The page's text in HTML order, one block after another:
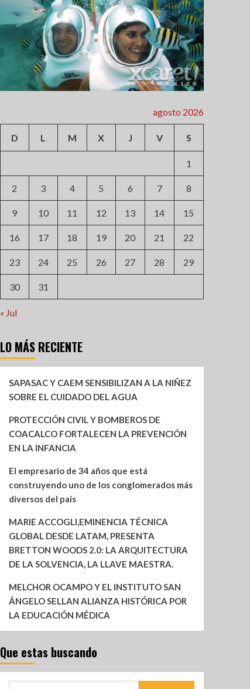
agosto 2026
D L M X J V S
1
2 3 4 5 6 7 8
9 10 11 12 13 14 15
16 17 18 19 20 21 22
23 24 25 26 27 28 29
30 31
« Jul
LO MÁS RECIENTE
SAPASAC Y CAEM SENSIBILIZAN A LA NIÑEZ
SOBRE EL CUIDADO DEL AGUA
PROTECCIÓN CIVIL Y BOMBEROS DE
COACALCO FORTALECEN LA PREVENCIÓN
EN LA INFANCIA
El empresario de 34 años que está
construyendo uno de los conglomerados más
diversos del país
MARIE ACCOGLI,EMINENCIA TÉCNICA
GLOBAL DESDE LATAM, PRESENTA
BRETTON WOODS 2.0: LA ARQUITECTURA
DE LA SOLVENCIA, LA LLAVE MAESTRA.
MELCHOR OCAMPO Y EL INSTITUTO SAN
ÁNGELO SELLAN ALIANZA HISTÓRICA POR
LA EDUCACIÓN MÉDICA
Que estas buscando